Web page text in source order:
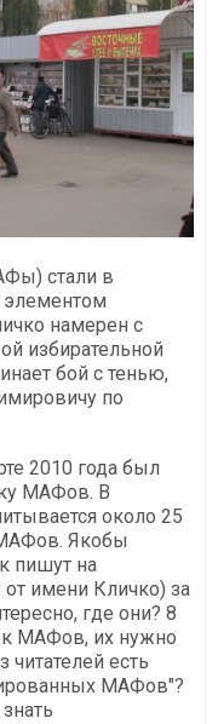
стали в
намерен с
избирательной
бой с тенью,
по
2010 года был
МАФов. В
около 25
Якобы
пишут на
имени Кличко) за
где они? 8
МАФов, их нужно
читателей есть
МАФов"?